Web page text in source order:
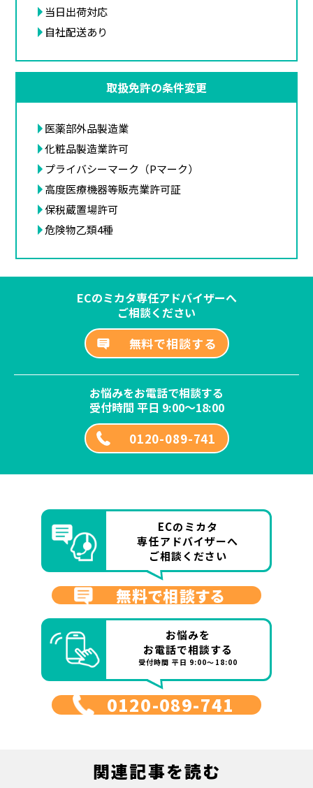
当日出荷対応
自社配送あり
取扱免許の条件変更
医薬部外品製造業
化粧品製造業許可
プライバシーマーク（Pマーク）
高度医療機器等販売業許可証
保税蔵置場許可
危険物乙類4種
ECのミカタ専任アドバイザーへ
ご相談ください
無料で相談する
お悩みをお電話で相談する
受付時間 平日 9:00～18:00
0120-089-741
ECのミカタ
専任アドバイザーへ
ご相談ください
無料で相談する
お悩みを
お電話で相談する
受付時間 平日 9:00～18:00
0120-089-741
関連記事を読む